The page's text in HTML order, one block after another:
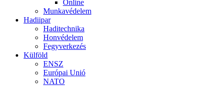
Online
Munkavédelem
Hadiipar
Haditechnika
Honvédelem
Fegyverkezés
Külföld
ENSZ
Európai Unió
NATO